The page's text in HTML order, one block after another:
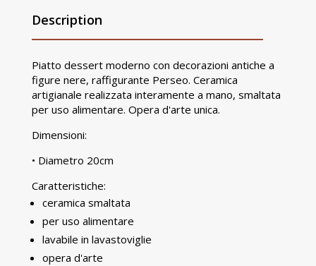
Description
Piatto dessert moderno con decorazioni antiche a
figure nere, raffigurante Perseo. Ceramica
artigianale realizzata interamente a mano, smaltata
per uso alimentare. Opera d'arte unica.
Dimensioni:
• Diametro 20cm
Caratteristiche:
ceramica smaltata
per uso alimentare
lavabile in lavastoviglie
opera d'arte